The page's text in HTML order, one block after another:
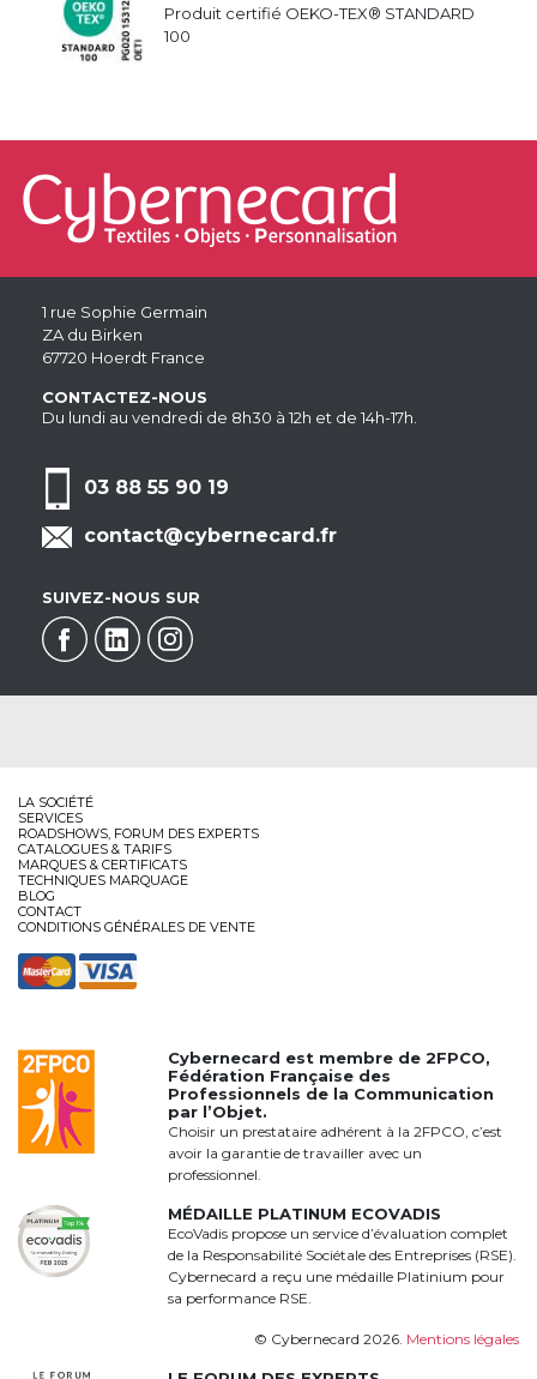
Produit certifié OEKO-TEX® STANDARD
100
1 rue Sophie Germain
ZA du Birken
67720 Hoerdt France
CONTACTEZ-NOUS
Du lundi au vendredi de 8h30 à 12h et de 14h-17h.
03 88 55 90 19
contact@cybernecard.fr
SUIVEZ-NOUS SUR
LA SOCIÉTÉ
SERVICES
ROADSHOWS, FORUM DES EXPERTS
CATALOGUES & TARIFS
MARQUES & CERTIFICATS
TECHNIQUES MARQUAGE
BLOG
CONTACT
CONDITIONS GÉNÉRALES DE VENTE
Cybernecard est membre de2FPCO,
Fédération Française des
Professionnels de la Communication
par l’Objet.
Choisir un prestataire adhérent à la 2FPCO, c’est
avoir la garantie de travailler avec un
professionnel.
MÉDAILLE PLATINUM ECOVADIS
EcoVadis propose un service d’évaluation complet
de la Responsabilité Sociétale des Entreprises (RSE).
Cybernecard a reçu une médaille Platinium pour
sa performance RSE.
© Cybernecard 2026. Mentions légales